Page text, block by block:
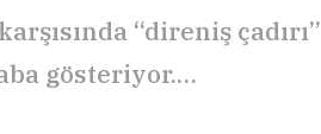
“direniş çadırı”
gösteriyor.…